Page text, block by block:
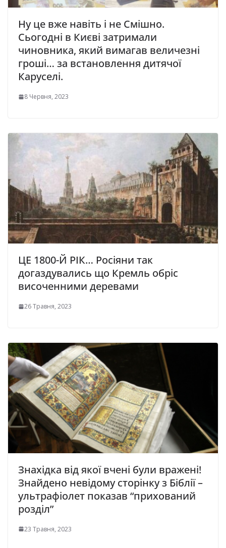
Ну це вже навіть і не Смішно.
Сьогодні в Києві затримали
чиновника, який вимагав величезні
гроші… за встановлення дитячої
Каруселі.
8 Червня, 2023
ЦЕ 1800-Й РІК… Росіяни так
догаздувались що Кремль обріс
височенними деревами
26 Травня, 2023
Знахідка від якої вчені були вражені!
Знайдено невідому сторінку з Біблії –
ультрафіолет показав “прихований
розділ”
23 Травня, 2023